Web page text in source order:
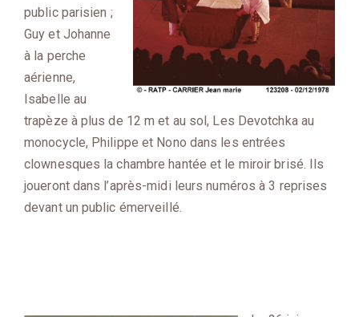
public parisien ;
Guy et Johanne
à la perche
aérienne,
Isabelle au
trapèze à plus de 12 m et au sol, Les Devotchka au
monocycle, Philippe et Nono dans les entrées
clownesques la chambre hantée et le miroir brisé. Ils
joueront dans l’après-midi leurs numéros à 3 reprises
devant un public émerveillé.